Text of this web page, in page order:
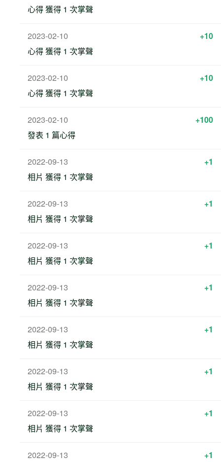
心得 獲得 1 次掌聲
2023-02-10
+10
心得 獲得 1 次掌聲
2023-02-10
+10
心得 獲得 1 次掌聲
2023-02-10
+100
發表 1 篇心得
2022-09-13
+1
相片 獲得 1 次掌聲
2022-09-13
+1
相片 獲得 1 次掌聲
2022-09-13
+1
相片 獲得 1 次掌聲
2022-09-13
+1
相片 獲得 1 次掌聲
2022-09-13
+1
相片 獲得 1 次掌聲
2022-09-13
+1
相片 獲得 1 次掌聲
2022-09-13
+1
相片 獲得 1 次掌聲
2022-09-13
+1